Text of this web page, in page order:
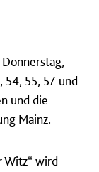
54, 55, 57 und
und die
Mainz.
Witz“ wird